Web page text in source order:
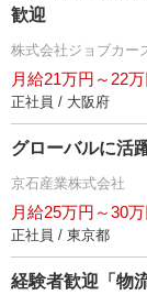
歓迎
株式会社ジョブカー
月給21万円～22
正社員 / 大阪府
グローバルに活
京石産業株式会社
月給25万円～30
正社員 / 東京都
経験者歓迎「物